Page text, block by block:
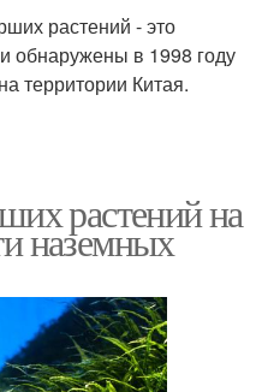
растений - это
обнаружены в 1998 году
территории Китая.
растений на
наземных